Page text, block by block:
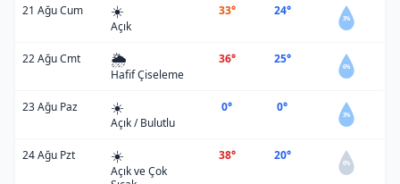
21 Ağu Cum ☀️
Açık
33° 24°
3%
22 Ağu Cmt 🌦️
Hafif Çiseleme
36° 25°
6%
23 Ağu Paz ☀️
Açık / Bulutlu
0° 0°
3%
24 Ağu Pzt ☀️
Açık ve Çok
38° 20°
0%